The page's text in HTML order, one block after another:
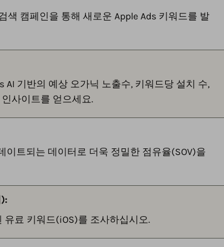
색 캠페인을 통해 새로운 Apple Ads 키워드를 발
기반의 예상 오가닉 노출수, 키워드당 설치 수,
사이트를 얻으세요.
트되는 데이터로 더욱 정밀한 점유율(SOV)을
료 키워드(iOS)를 조사하십시오.